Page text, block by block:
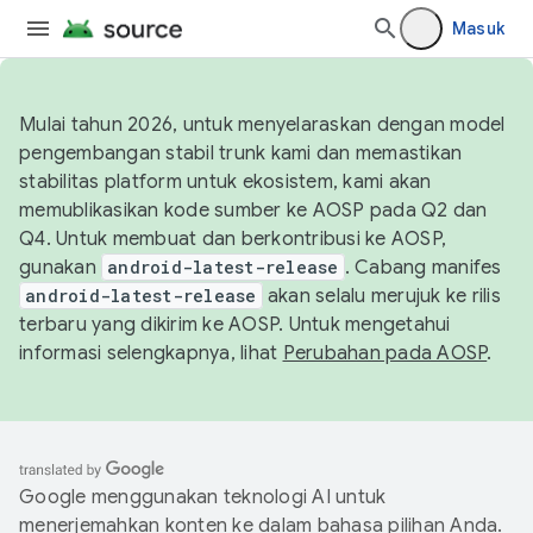
Masuk
Mulai tahun 2026, untuk menyelaraskan dengan model
pengembangan stabil trunk kami dan memastikan
stabilitas platform untuk ekosistem, kami akan
memublikasikan kode sumber ke AOSP pada Q2 dan
Q4. Untuk membuat dan berkontribusi ke AOSP,
gunakan android-latest-release . Cabang manifes
android-latest-release akan selalu merujuk ke rilis
terbaru yang dikirim ke AOSP. Untuk mengetahui
informasi selengkapnya, lihat Perubahan pada AOSP.
Google menggunakan teknologi AI untuk
menerjemahkan konten ke dalam bahasa pilihan Anda.